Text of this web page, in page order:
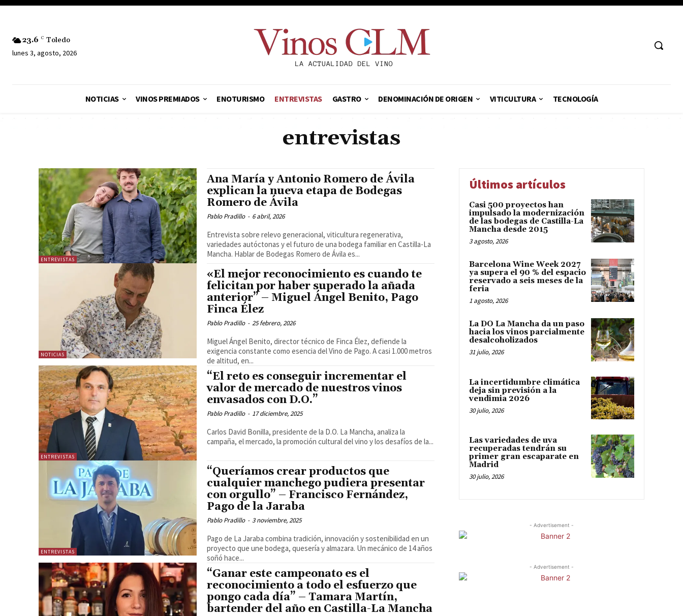
23.6 C Toledo
lunes 3, agosto, 2026
NOTICIAS VINOS PREMIADOS ENOTURISMO ENTREVISTAS GASTRO DENOMINACIÓN DE ORIGEN VITICULTURA TECNOLOGÍA
entrevistas
ENTREVISTAS
Ana María y Antonio Romero de Ávila
explican la nueva etapa de Bodegas
Romero de Ávila
Pablo Pradillo - 6 abril, 2026
Entrevista sobre relevo generacional, viticultura regenerativa,
variedades autóctonas y el futuro de una bodega familiar en Castilla-La
Mancha. Hablar de Bodegas Romero de Ávila es...
NOTICIAS
«El mejor reconocimiento es cuando te
felicitan por haber superado la añada
anterior” – Miguel Ángel Benito, Pago
Finca Élez
Pablo Pradillo - 25 febrero, 2026
Miguel Ángel Benito, director técnico de Finca Élez, defiende la
exigencia constante como esencia del Vino de Pago. A casi 1.000 metros
de altitud, en...
ENTREVISTAS
“El reto es conseguir incrementar el
valor de mercado de nuestros vinos
envasados con D.O.”
Pablo Pradillo - 17 diciembre, 2025
Carlos David Bonilla, presidente de la D.O. La Mancha, analiza la
campaña, el mercado, la promoción cultural del vino y los desafíos de la...
ENTREVISTAS
“Queríamos crear productos que
cualquier manchego pudiera presentar
con orgullo” – Francisco Fernández,
Pago de la Jaraba
Pablo Pradillo - 3 noviembre, 2025
Pago de La Jaraba combina tradición, innovación y sostenibilidad en un
proyecto que une bodega, quesería y almazara. Un mecánico de 14 años
soñó hace...
“Ganar este campeonato es el
reconocimiento a todo el esfuerzo que
pongo cada día” – Tamara Martín,
bartender del año en Castilla-La Mancha
Últimos artículos
Casi 500 proyectos han
impulsado la modernización
de las bodegas de Castilla-La
Mancha desde 2015
3 agosto, 2026
Barcelona Wine Week 2027
ya supera el 90 % del espacio
reservado a seis meses de la
feria
1 agosto, 2026
La DO La Mancha da un paso
hacia los vinos parcialmente
desalcoholizados
31 julio, 2026
La incertidumbre climática
deja sin previsión a la
vendimia 2026
30 julio, 2026
Las variedades de uva
recuperadas tendrán su
primer gran escaparate en
Madrid
30 julio, 2026
- Advertisement -
- Advertisement -